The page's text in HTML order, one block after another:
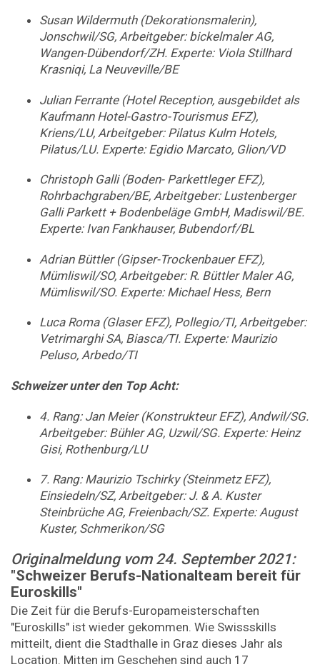
Susan Wildermuth (Dekorationsmalerin),
Jonschwil/SG, Arbeitgeber: bickelmaler AG,
Wangen-Dübendorf/ZH. Experte: Viola Stillhard
Krasniqi, La Neuveville/BE
Julian Ferrante (Hotel Reception, ausgebildet als
Kaufmann Hotel-Gastro-Tourismus EFZ),
Kriens/LU, Arbeitgeber: Pilatus Kulm Hotels,
Pilatus/LU. Experte: Egidio Marcato, Glion/VD
Christoph Galli (Boden- Parkettleger EFZ),
Rohrbachgraben/BE, Arbeitgeber: Lustenberger
Galli Parkett + Bodenbeläge GmbH, Madiswil/BE.
Experte: Ivan Fankhauser, Bubendorf/BL
Adrian Büttler (Gipser-Trockenbauer EFZ),
Mümliswil/SO, Arbeitgeber: R. Büttler Maler AG,
Mümliswil/SO. Experte: Michael Hess, Bern
Luca Roma (Glaser EFZ), Pollegio/TI, Arbeitgeber:
Vetrimarghi SA, Biasca/TI. Experte: Maurizio
Peluso, Arbedo/TI
Schweizer unter den Top Acht:
4. Rang: Jan Meier (Konstrukteur EFZ), Andwil/SG.
Arbeitgeber: Bühler AG, Uzwil/SG. Experte: Heinz
Gisi, Rothenburg/LU
7. Rang: Maurizio Tschirky (Steinmetz EFZ),
Einsiedeln/SZ, Arbeitgeber: J. & A. Kuster
Steinbrüche AG, Freienbach/SZ. Experte: August
Kuster, Schmerikon/SG
Originalmeldung vom 24. September 2021:
"Schweizer Berufs-Nationalteam bereit für
Euroskills"
Die Zeit für die Berufs-Europameisterschaften
"Euroskills" ist wieder gekommen. Wie Swissskills
mitteilt, dient die Stadthalle in Graz dieses Jahr als
Location. Mitten im Geschehen sind auch 17